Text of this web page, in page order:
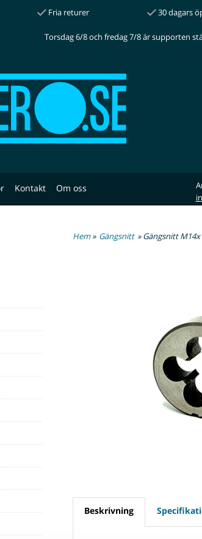
Fria returer 30 dagars
Torsdag 6/8 och fredag 7/8 är supporten
Kontakt Om oss
Hem» Gängsnitt » Gängsnitt
Beskrivning